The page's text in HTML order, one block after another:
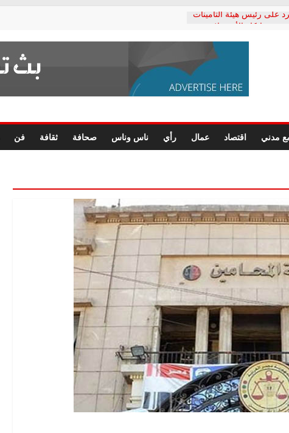
على رئيس هيئة التأمينات
المعاشات.. ونطالب بكشف
يكتب: القطاع الصحي إلى
الشعبي يطلق لجنة “الحق
النهائية للقرار
الصحفيين.. وانتهاء أعمال
المحاكمة العادلة
مدني اقتصاد عمال رأي ناس وناس صحافة ثقافة فن